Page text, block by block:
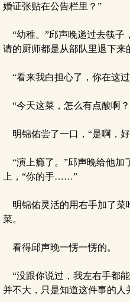
婚证张贴在公告栏里？”
“幼稚。”邱声晚递过去筷子
请的厨师都是从部队里退下来
“看来我白担心了，你在这
“今天这菜，怎么有点酸啊？
明锦佑尝了一口，“是啊，
“演上瘾了。”邱声晚给他加
上，“你的手……”
明锦佑灵活的用右手加了菜
菜。
看得邱声晚一愣一愣的。
“没跟你说过，我左右手都
并不大，只是知道这件事的人